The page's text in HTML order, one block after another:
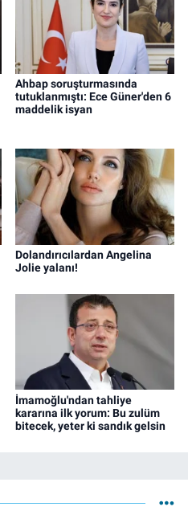
Ahbap soruşturmasında
tutuklanmıştı: Ece Güner'den 6
maddelik isyan
Dolandırıcılardan Angelina
Jolie yalanı!
İmamoğlu'ndan tahliye
kararına ilk yorum: Bu zulüm
bitecek, yeter ki sandık gelsin